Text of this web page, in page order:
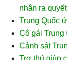
nhân ra
Trung Quốc
Cô gái Trung
Cảnh sát
Trợ thủ giúp